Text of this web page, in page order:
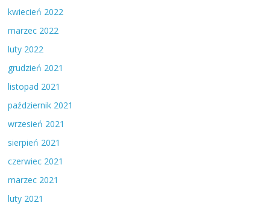
kwiecień 2022
marzec 2022
luty 2022
grudzień 2021
listopad 2021
październik 2021
wrzesień 2021
sierpień 2021
czerwiec 2021
marzec 2021
luty 2021